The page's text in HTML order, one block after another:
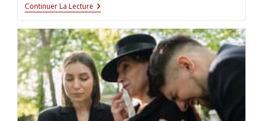
Continuer La Lecture Comment
Apprendre
Coran
À
Un
Enfant
Qui
Retient
Mal
?